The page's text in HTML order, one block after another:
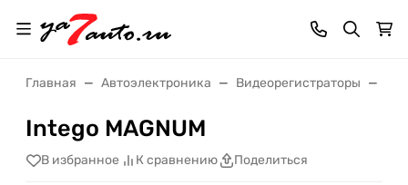
Главная Автоэлектроника Видеорегистраторы
Intego MAGNUM
В избранное К сравнению Поделиться